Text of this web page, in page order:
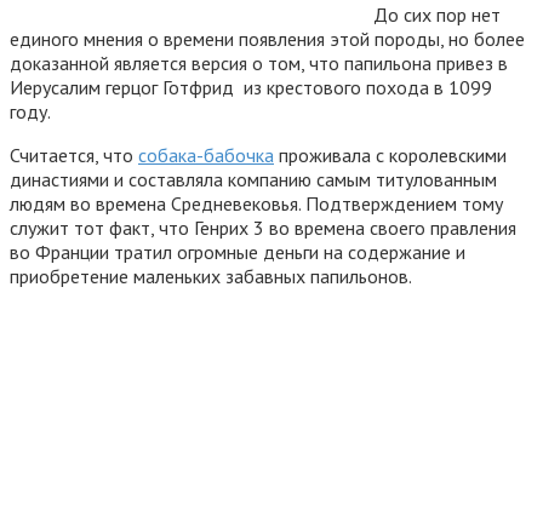
До сих пор нет
единого мнения о времени появления этой породы, но более
доказанной является версия о том, что папильона привез в
Иерусалим герцог Готфрид из крестового похода в 1099
году.
Считается, что собака-бабочка проживала с королевскими
династиями и составляла компанию самым титулованным
людям во времена Средневековья. Подтверждением тому
служит тот факт, что Генрих 3 во времена своего правления
во Франции тратил огромные деньги на содержание и
приобретение маленьких забавных папильонов.